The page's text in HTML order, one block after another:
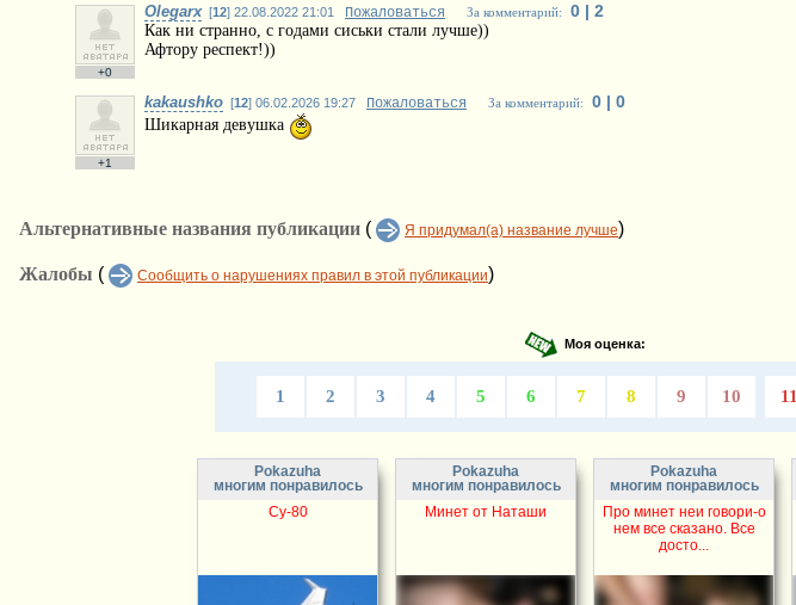
+0
Olegarx[12] 22.08.2022 21:01 Пожаловаться За комментарий: 0 | 2
Как ни странно, с годами сиськи стали лучше))
Афтору респект!))
+1
kakaushko [12] 06.02.2026 19:27 Пожаловаться За комментарий: 0 | 0
Шикарная девушка
Альтернативные названия публикации ( Я придумал(а) название лучше)
Жалобы ( Сообщить о нарушениях правил в этой публикации)
Моя оценка:
1 2 3 4 5 6 7 8 9 10 11
Pokazuha
многим понравилось
Су-80
Pokazuha
многим понравилось
Минет от Наташи
Pokazuha
многим понравилось
Про минет неи говори-о
нем все сказано. Все
досто...